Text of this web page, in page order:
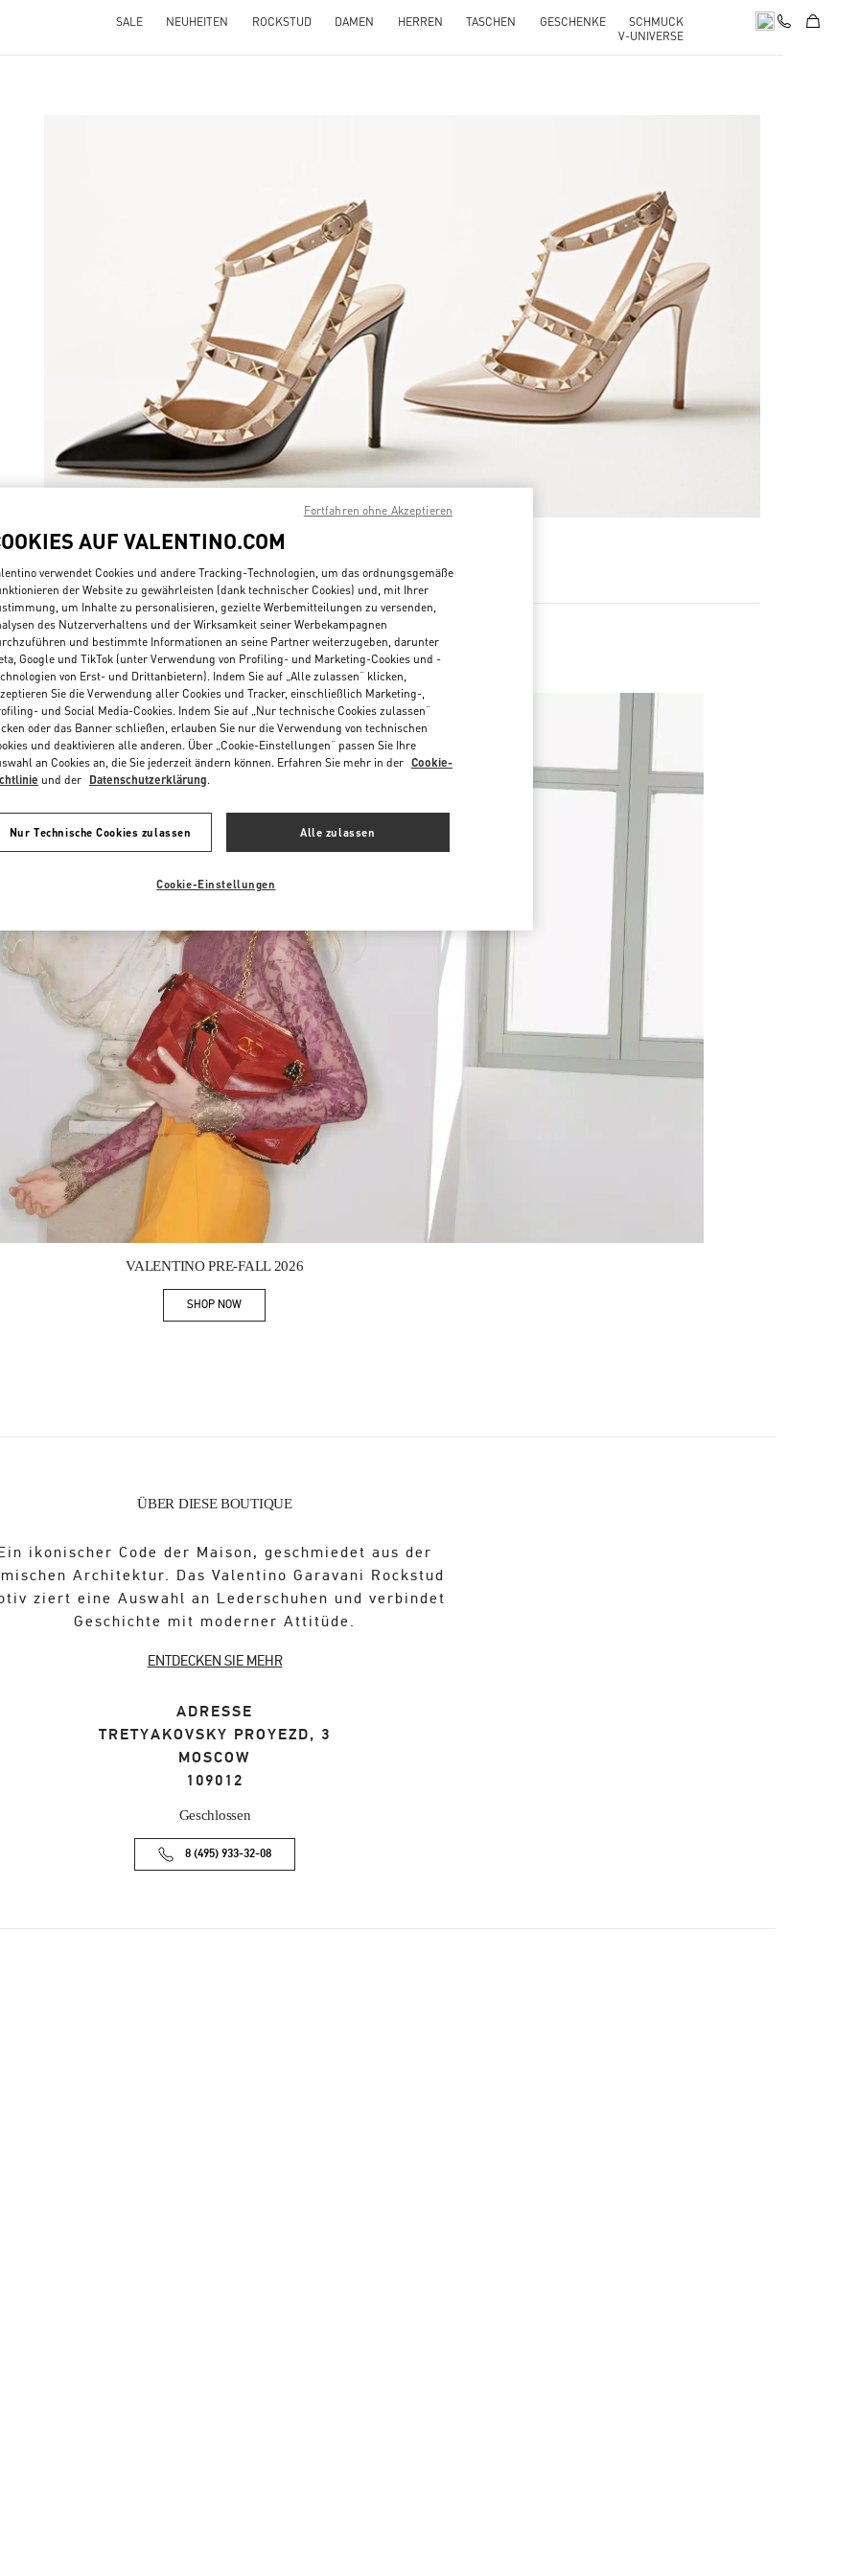
SALE NEUHEITEN ROCKSTUD DAMEN HERREN TASCHEN GESCHENKE
SCHMUCK
V-UNIVERSE
Link Opens in New Tab
NEUHEITEN
VALENTINO PRE-FALL 2026
SHOP NOWLink Opens in New Tab
ÜBER DIESE BOUTIQUE
ikonischer Code der Maison, geschmiedet aus der
Architektur. Das Valentino Garavani Rockstud
ziert eine Auswahl an Lederschuhen und verbindet
Geschichte mit moderner Attitüde.
ENTDECKEN SIE MEHR
ADRESSE
TRETYAKOVSKY PROYEZD, 3
MOSCOW
109012
Geschlossen
8 (495) 933-32-08
AUF VALENTINO.COM
verwendet Cookies und andere Tracking-Technologien, um das ordnungsgemäße
der Website zu gewährleisten (dank technischer Cookies) und, mit Ihrer
um Inhalte zu personalisieren, gezielte Werbemitteilungen zu versenden,
des Nutzerverhaltens und der Wirksamkeit seiner Werbekampagnen
und bestimmte Informationen an seine Partner weiterzugeben, darunter
Google und TikTok (unter Verwendung von Profiling- und Marketing-Cookies und -
von Erst- und Drittanbietern). Indem Sie auf „Alle zulassen“ klicken,
Sie die Verwendung aller Cookies und Tracker, einschließlich Marketing-,
und Social Media-Cookies. Indem Sie auf „Nur technische Cookies zulassen“
oder das Banner schließen, erlauben Sie nur die Verwendung von technischen
und deaktivieren alle anderen. Über „Cookie-Einstellungen“ passen Sie Ihre
an Cookies an, die Sie jederzeit ändern können. Erfahren Sie mehr in der Cookie-
und der Datenschutzerklärung.
Nur Technische Cookies zulassen Alle zulassen
Cookie-Einstellungen
Fortfahren ohne Akzeptieren